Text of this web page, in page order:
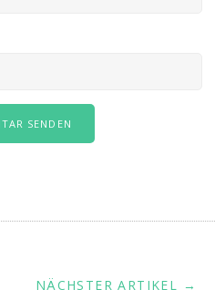
NÄCHSTER ARTIKEL →